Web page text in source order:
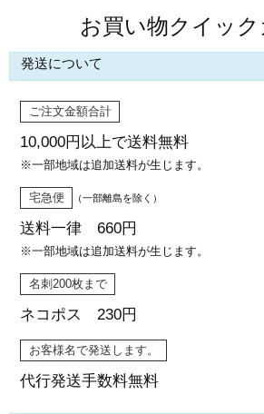
お買い物クイック
発送について
ご注文金額合計
10,000円以上で送料無料
※一部地域は追加送料が生じます。
宅急便 （一部離島を除く）
送料一律 660円
※一部地域は追加送料が生じます。
名刺200枚まで
ネコポス 230円
お客様名で発送します。
代行発送手数料無料